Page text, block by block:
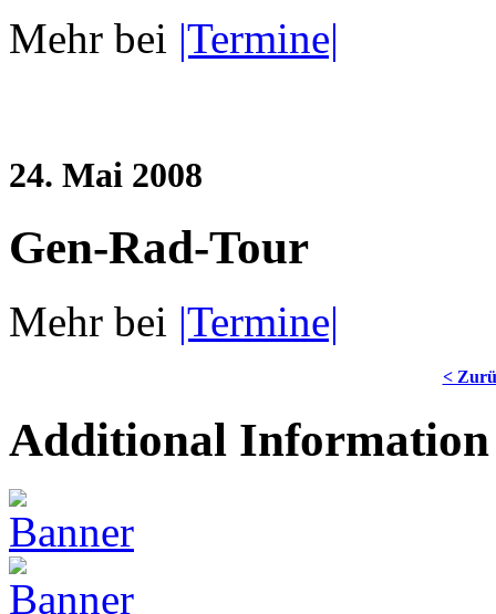
Mehr bei |Termine|
24. Mai 2008
Gen-Rad-Tour
Mehr bei |Termine|
<
Additional Information